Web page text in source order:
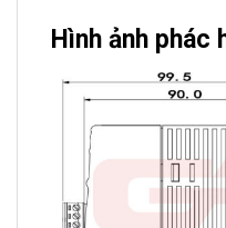
Hình ảnh phác